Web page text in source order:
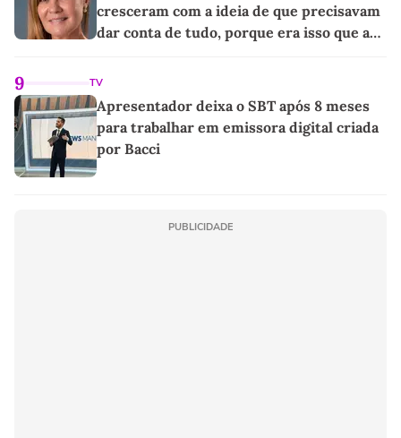
cresceram com a ideia de que precisavam
dar conta de tudo, porque era isso que a
9 TV
Apresentador deixa o SBT após 8 meses
para trabalhar em emissora digital criada
por Bacci
PUBLICIDADE